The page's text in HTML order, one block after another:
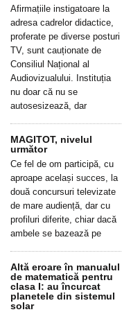
Afirmațiile instigatoare la
adresa cadrelor didactice,
proferate pe diverse posturi
TV, sunt cauționate de
Consiliul Național al
Audiovizualului. Instituția
nu doar că nu se
autosesizează, dar
MAGITOT, nivelul
următor
Ce fel de om participă, cu
aproape același succes, la
două concursuri televizate
de mare audiență, dar cu
profiluri diferite, chiar dacă
ambele se bazează pe
Altă eroare în manualul
de matematică pentru
clasa I: au încurcat
planetele din sistemul
solar